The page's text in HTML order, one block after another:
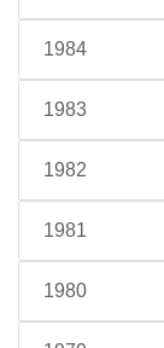
1984
1983
1982
1981
1980